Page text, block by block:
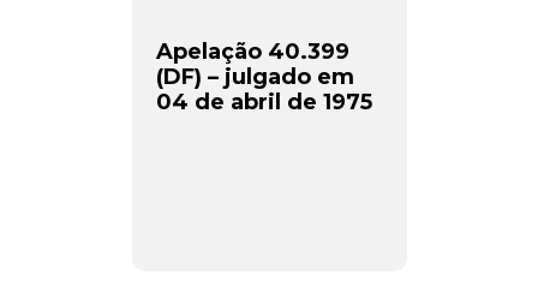
Apelação 40.399
(DF) – julgado em
04 de abril de 1975